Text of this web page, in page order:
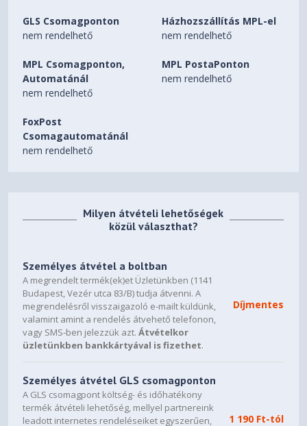
GLS Csomagponton
nem rendelhető
Házhozszállítás MPL-el
nem rendelhető
MPL Csomagponton,
Automatánál
nem rendelhető
MPL PostaPonton
nem rendelhető
FoxPost
Csomagautomatánál
nem rendelhető
Milyen átvételi lehetőségek
közül választhat?
Személyes átvétel a boltban
A megrendelt termék(ek)et Üzletünkben (1141
Budapest, Vezér utca 83/B) tudja átvenni. A
megrendelésről visszaigazoló e-mailt küldünk,
valamint amint a rendelés átvehető telefonon,
vagy SMS-ben jelezzük azt.Átvételkor
üzletünkben bankkártyával is fizethet.
Díjmentes
Személyes átvétel GLS csomagponton
A GLS csomagpont költség- és időhatékony
termék átvételi lehetőség, mellyel partnereink
leadott internetes rendeléseiket egyszerűen,
1 190 Ft-tól